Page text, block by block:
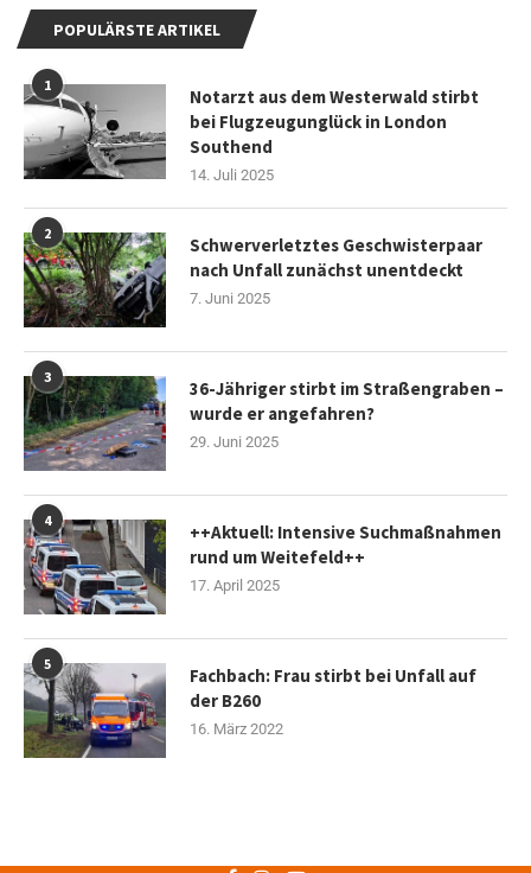
POPULÄRSTE ARTIKEL
1
Notarzt aus dem Westerwald stirbt
bei Flugzeugunglück in London
Southend
14. Juli 2025
2
Schwerverletztes Geschwisterpaar
nach Unfall zunächst unentdeckt
7. Juni 2025
3
36-Jähriger stirbt im Straßengraben –
wurde er angefahren?
29. Juni 2025
4
++Aktuell: Intensive Suchmaßnahmen
rund um Weitefeld++
17. April 2025
5
Fachbach: Frau stirbt bei Unfall auf
der B260
16. März 2022